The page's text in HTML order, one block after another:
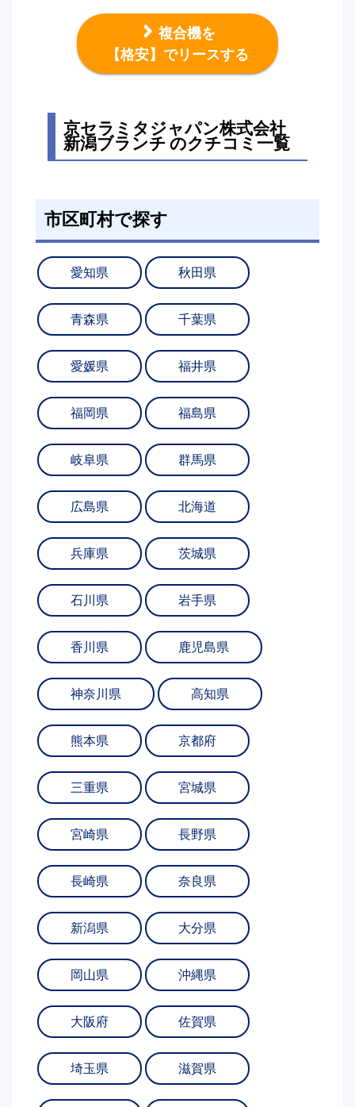
複合機を
【格安】でリースする
京セラミタジャパン株式会社
新潟ブランチ のクチコミ一覧
市区町村で探す
愛知県 秋田県
青森県 千葉県
愛媛県 福井県
福岡県 福島県
岐阜県 群馬県
広島県 北海道
兵庫県 茨城県
石川県 岩手県
香川県 鹿児島県
神奈川県 高知県
熊本県 京都府
三重県 宮城県
宮崎県 長野県
長崎県 奈良県
新潟県 大分県
岡山県 沖縄県
大阪府 佐賀県
埼玉県 滋賀県